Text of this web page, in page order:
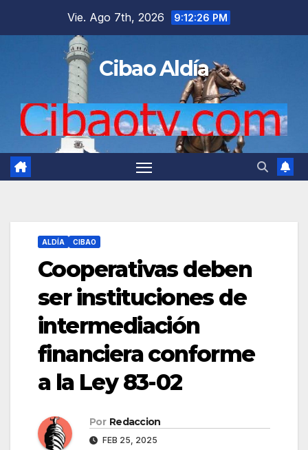
Vie. Ago 7th, 2026 9:12:27 PM
Cibao Aldía
ALDÍA CIBAO
Cooperativas deben
ser instituciones de
intermediación
financiera conforme
a la Ley 83-02
Por Redaccion
FEB 25, 2025